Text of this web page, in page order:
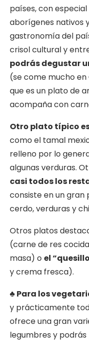
países, con
aborígenes nativos
gastronomía del
crisol cultural y
podrás degustar
(se come mucho
que es un plato de
acompaña con
Otro plato típico
como el tamal
relleno por lo
algunas verduras.
casi todos los
consiste en un
cerdo, verduras y
Otros platos
(carne de res
masa) o el
y crema fresca).
♣ Para los
y prácticamente
ofrece una gran
legumbres y